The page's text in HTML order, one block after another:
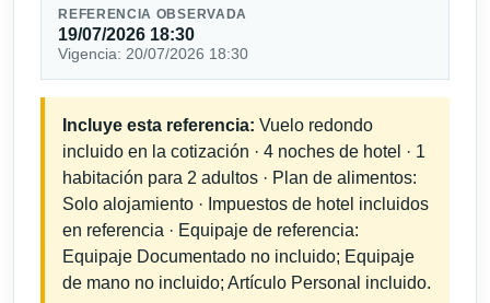
REFERENCIA OBSERVADA
19/07/2026 18:30
Vigencia: 20/07/2026 18:30
Incluye esta referencia: Vuelo redondo
incluido en la cotización · 4 noches de hotel · 1
habitación para 2 adultos · Plan de alimentos:
Solo alojamiento · Impuestos de hotel incluidos
en referencia · Equipaje de referencia:
Equipaje Documentado no incluido; Equipaje
de mano no incluido; Artículo Personal incluido.